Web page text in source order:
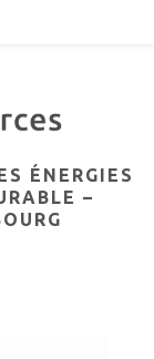
ÉNERGIES
–